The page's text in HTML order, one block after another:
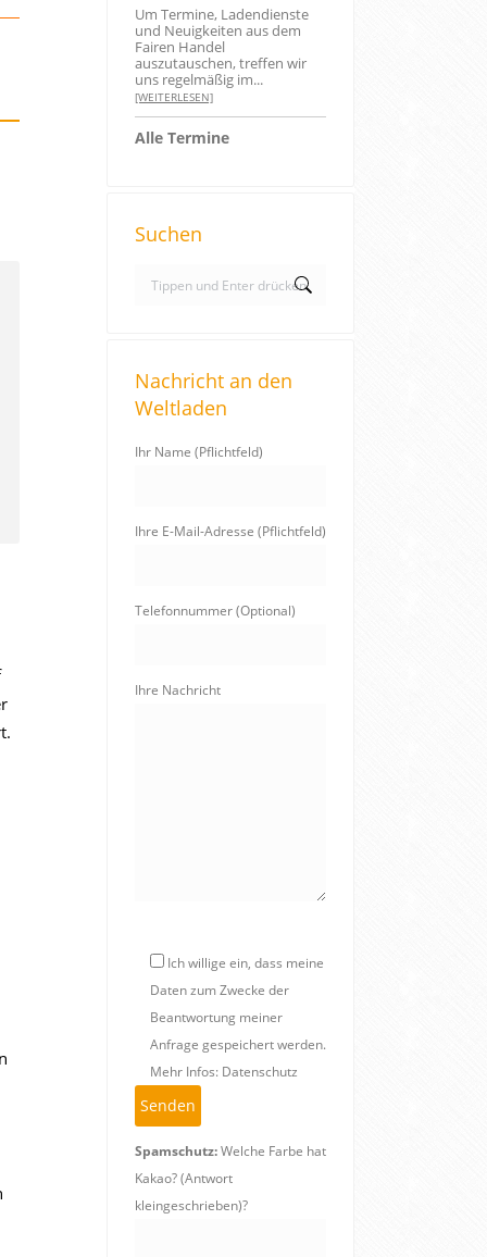
Um Termine, Ladendienste
und Neuigkeiten aus dem
Fairen Handel
auszutauschen, treffen wir
uns regelmäßig im...
[WEITERLESEN]
Alle Termine
Suchen
c
h
Nachricht an den
Weltladen
Ihr Name (Pflichtfeld)
Ihre E-Mail-Adresse (Pflichtfeld)
Telefonnummer (Optional)
Ihre Nachricht
Ich willige ein, dass meine
Daten zum Zwecke der
Beantwortung meiner
Anfrage gespeichert werden.
Mehr Infos: Datenschutz
Spamschutz:Welche Farbe hat
Kakao? (Antwort
kleingeschrieben)?